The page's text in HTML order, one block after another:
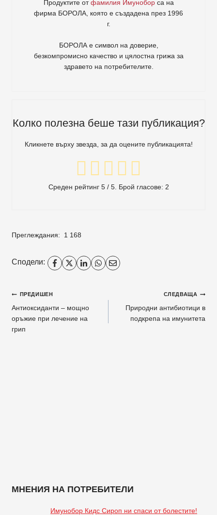
Продуктите отфамилия Имуноборса на
фирма БОРОЛА , която е създадена през 1996
г.
БОРОЛА е символ на доверие,
безкомпромисно качество и цялостна грижа за
здравето на потребителите.
Колко полезна беше тази публикация?
Кликнете върху звезда, за да оцените публикацията!
Среден рейтинг 5/ 5. Брой гласове: 2
Преглеждания: 1 168
Сподели:
Навигация
ПРЕДИШЕН
Антиоксиданти – мощно
оръжие при лечение на
грип
СЛЕДВАЩА
Природни антибиотици в
подкрепа на имунитета
МНЕНИЯ НА ПОТРЕБИТЕЛИ
Имунобор Кидс Сироп ни спаси от болестите!